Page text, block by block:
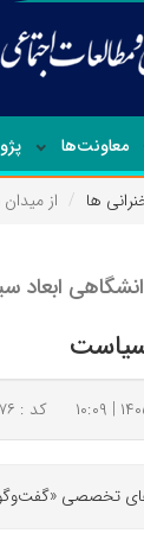
معاونت‌ها
ها از
ابعاد
سیاست
کد : ۱۰۰۶۷۶
«گفت‌وگوهای